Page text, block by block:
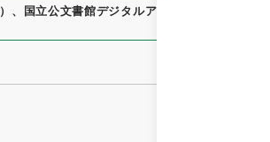
） 、 国立公文書館デジタルアーカイブ